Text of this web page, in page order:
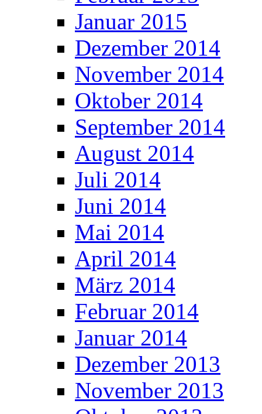
Januar 2015
Dezember 2014
November 2014
Oktober 2014
September 2014
August 2014
Juli 2014
Juni 2014
Mai 2014
April 2014
März 2014
Februar 2014
Januar 2014
Dezember 2013
November 2013